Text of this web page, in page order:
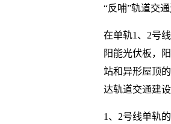
“反哺”轨道交
在单轨1、2号
阳能光伏板，
站和异形屋顶
达轨道交通建
1、2号线单轨